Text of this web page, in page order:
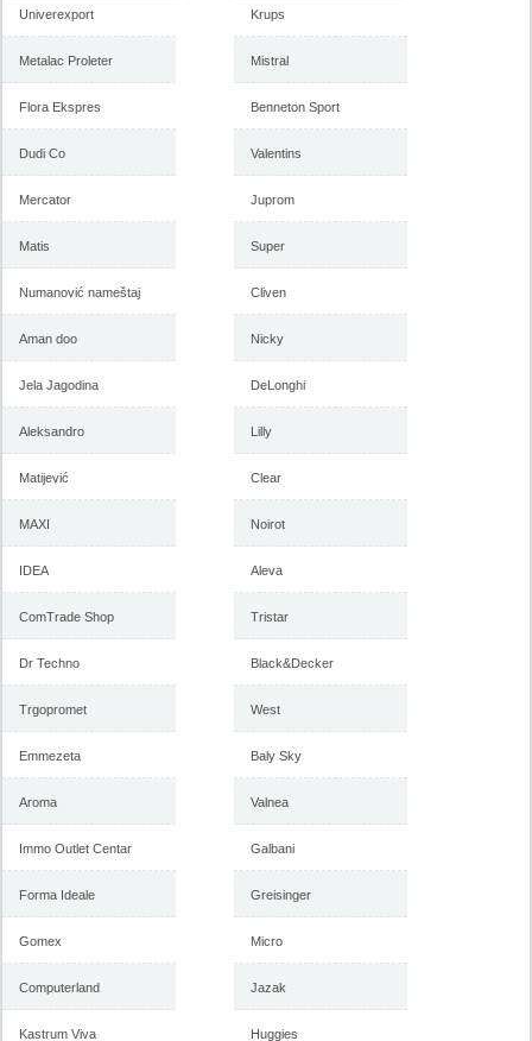
-istekla akcija-
decembar 2017
Univerexport
Metalac Proleter
Flora Ekspres
Dudi Co
Mercator
Matis
Numanović nameštaj
Aman doo
Jela Jagodina
Aleksandro
Matijević
MAXI
IDEA
ComTrade Shop
Dr Techno
Trgopromet
Emmezeta
Aroma
Immo Outlet Centar
Forma Ideale
Gomex
Computerland
Kastrum Viva
Krups
Mistral
Benneton Sport
Valentins
Juprom
Super
Cliven
Nicky
DeLonghi
Lilly
Clear
Noirot
Aleva
Tristar
Black&Decker
West
Baly Sky
Valnea
Galbani
Greisinger
Micro
Jazak
Huggies